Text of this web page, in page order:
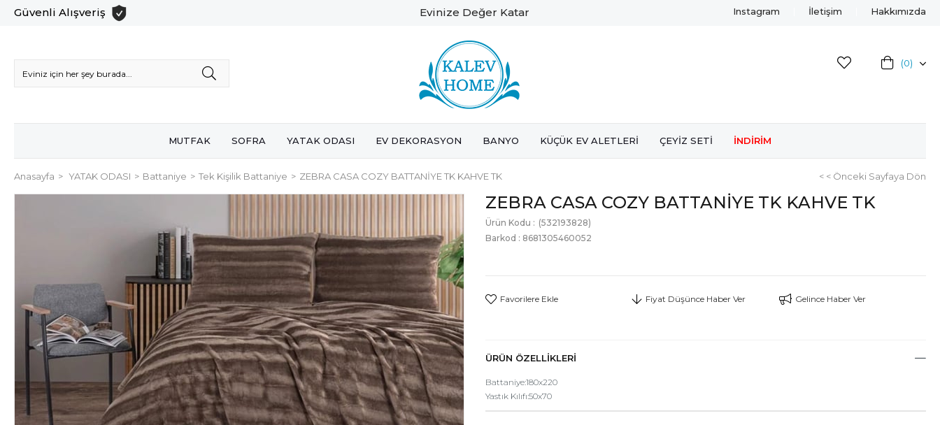
Güvenli Alışveriş Evinize Değer Katar Instagram İletişim Hakkımızda
0
MUTFAK SOFRA YATAK ODASI EV DEKORASYON BANYO KÜÇÜK EV ALETLERİ ÇEYİZ SETİ İNDİRİM
Anasayfa YATAK ODASI Battaniye Tek Kişilik Battaniye ZEBRA CASA COZY BATTANİYE TK KAHVE TK < < Önceki Sayfaya Dön
ZEBRA CASA COZY BATTANİYE TK KAHVE TK
(532193828)
Barkod : 8681305460052
Favorilere Ekle Fiyat Düşünce Haber Ver Gelince Haber Ver
ÜRÜN ÖZELLIKLERI
Battaniye:180x220
Yastık Kılıfı:50x70